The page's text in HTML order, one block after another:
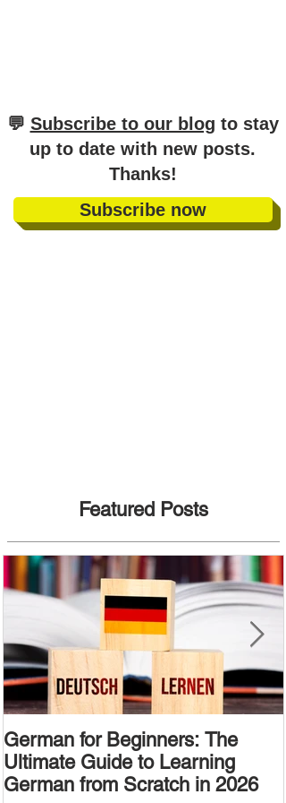
​💬 Subscribe to our blog to stay
up to date with new posts.
Thanks!
Subscribe now
Featured Posts
German for Beginners: The
Ultimate Guide to Learning
German from Scratch in 2026